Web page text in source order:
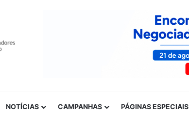
NOTÍCIAS CAMPANHAS PÁGINAS ESPECIAIS